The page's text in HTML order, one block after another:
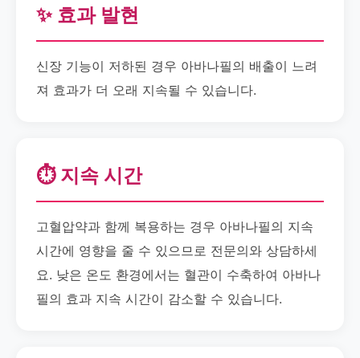
✨ 효과 발현
신장 기능이 저하된 경우 아바나필의 배출이 느려
져 효과가 더 오래 지속될 수 있습니다.
⏱️ 지속 시간
고혈압약과 함께 복용하는 경우 아바나필의 지속
시간에 영향을 줄 수 있으므로 전문의와 상담하세
요. 낮은 온도 환경에서는 혈관이 수축하여 아바나
필의 효과 지속 시간이 감소할 수 있습니다.